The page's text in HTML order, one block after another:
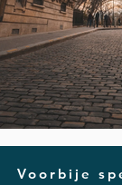
Voorbije